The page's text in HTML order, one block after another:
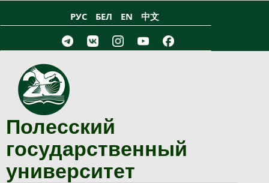
РУС БЕЛ EN 中文
Полесский
государственный
университет